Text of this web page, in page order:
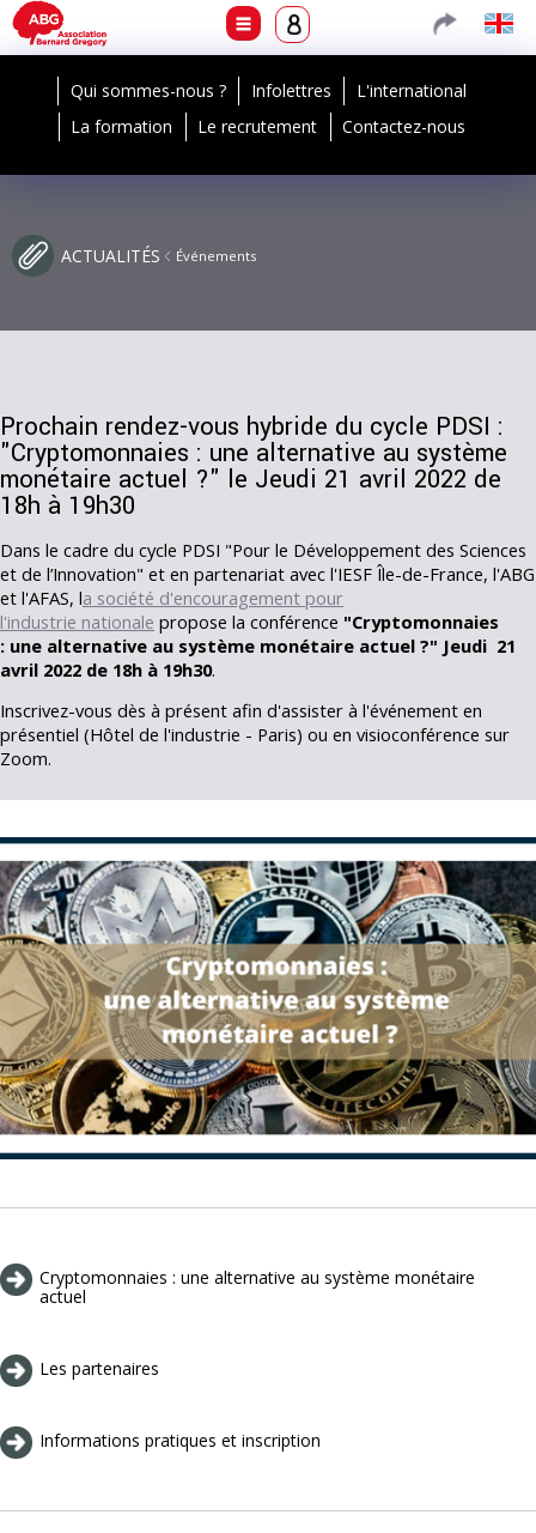
Qui sommes-nous ? Infolettres
L'international
La formation
Le recrutement Contactez-nous
ACTUALITÉS Événements
Prochain rendez-vous hybride du cycle PDSI :
"Cryptomonnaies : une alternative au système
monétaire actuel ?" le Jeudi 21 avril 2022 de
18h à 19h30
Dans le cadre du cycle PDSI "Pour le Développement des Sciences
et de l’Innovation" et en partenariat avec l'IESF Île-de-France, l'ABG
et l'AFAS, la société d'encouragement pour
l'industrie nationale propose la conférence "Cryptomonnaies
: une alternative au système monétaire actuel ?" Jeudi 21
avril 2022 de 18h à 19h30.
Inscrivez-vous dès à présent afin d'assister à l'événement en
présentiel (Hôtel de l'industrie - Paris) ou en visioconférence sur
Zoom.
Cryptomonnaies : une alternative au système monétaire
actuel
Les partenaires
Informations pratiques et inscription